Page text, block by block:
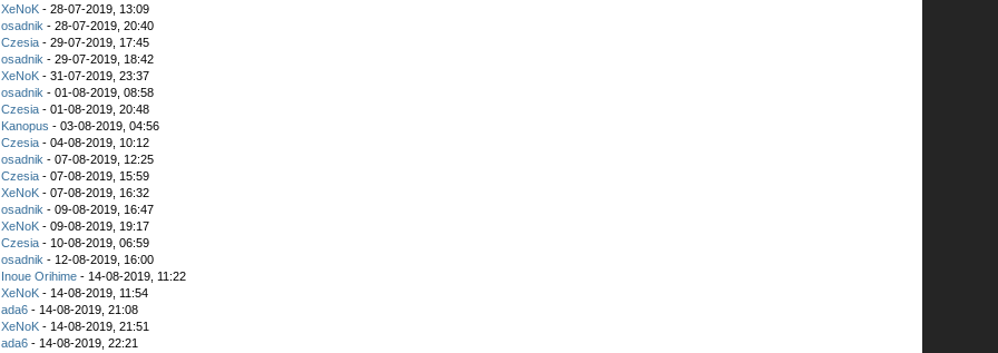
XeNoK - 28-07-2019, 13:09
osadnik - 28-07-2019, 20:40
Czesia - 29-07-2019, 17:45
osadnik - 29-07-2019, 18:42
XeNoK - 31-07-2019, 23:37
osadnik - 01-08-2019, 08:58
Czesia - 01-08-2019, 20:48
Kanopus - 03-08-2019, 04:56
Czesia - 04-08-2019, 10:12
osadnik - 07-08-2019, 12:25
Czesia - 07-08-2019, 15:59
XeNoK - 07-08-2019, 16:32
osadnik - 09-08-2019, 16:47
XeNoK - 09-08-2019, 19:17
Czesia - 10-08-2019, 06:59
osadnik - 12-08-2019, 16:00
Inoue Orihime - 14-08-2019, 11:22
XeNoK - 14-08-2019, 11:54
ada6 - 14-08-2019, 21:08
XeNoK - 14-08-2019, 21:51
ada6 - 14-08-2019, 22:21